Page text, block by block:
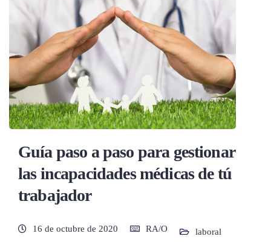
Guía paso a paso para gestionar
las incapacidades médicas de tú
trabajador
16 de octubre de 2020 RA/O laboral